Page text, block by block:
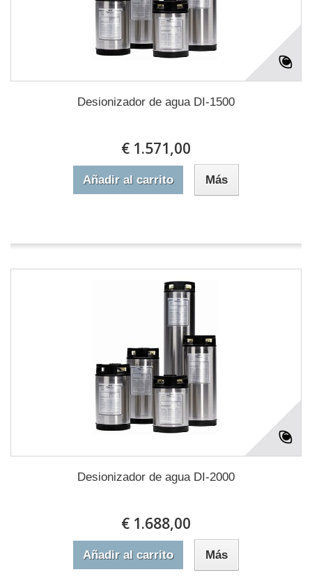
Desionizador de agua DI-1500
€ 1.571,00
Añadir al carrito Más
Desionizador de agua DI-2000
€ 1.688,00
Añadir al carrito Más